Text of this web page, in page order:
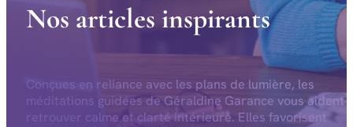
Nos articles inspirants
Conçues en reliance avec les plans de lumière, les
méditations guidées de Géraldine Garance vous aident
retrouver calme et clarté intérieure. Elles favorisent